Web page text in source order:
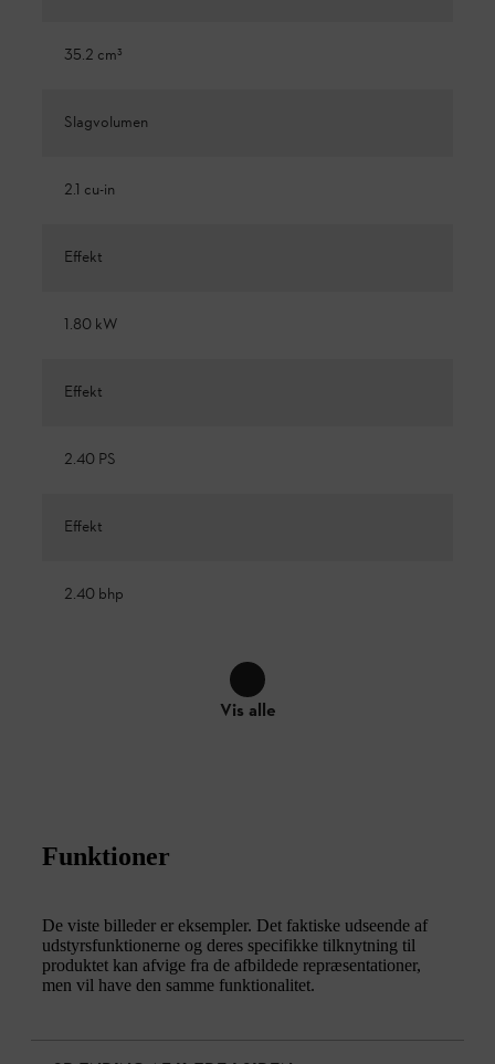
35.2 cm³
Slagvolumen
2.1 cu-in
Effekt
1.80 kW
Effekt
2.40 PS
Effekt
2.40 bhp
Vis alle
Funktioner
De viste billeder er eksempler. Det faktiske udseende af
udstyrsfunktionerne og deres specifikke tilknytning til
produktet kan afvige fra de afbildede repræsentationer,
men vil have den samme funktionalitet.